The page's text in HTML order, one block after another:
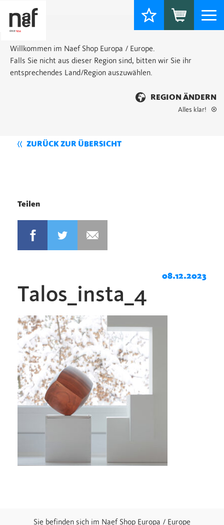
Willkommen im Naef Shop Europa / Europe.
Falls Sie nicht aus dieser Region sind, bitten wir Sie ihr
entsprechendes Land/Region auszuwählen.
REGION ÄNDERN
Alles klar!
ZURÜCK ZUR ÜBERSICHT
Teilen
08.12.2023
Talos_insta_4
Sie befinden sich im Naef Shop Europa / Europe